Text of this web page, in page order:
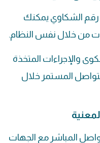
رقم الشكاوي يمكنك
من خلال نفس النظام.
والإجراءات المتخذة
المستمر خلال
المباشر مع الجهات